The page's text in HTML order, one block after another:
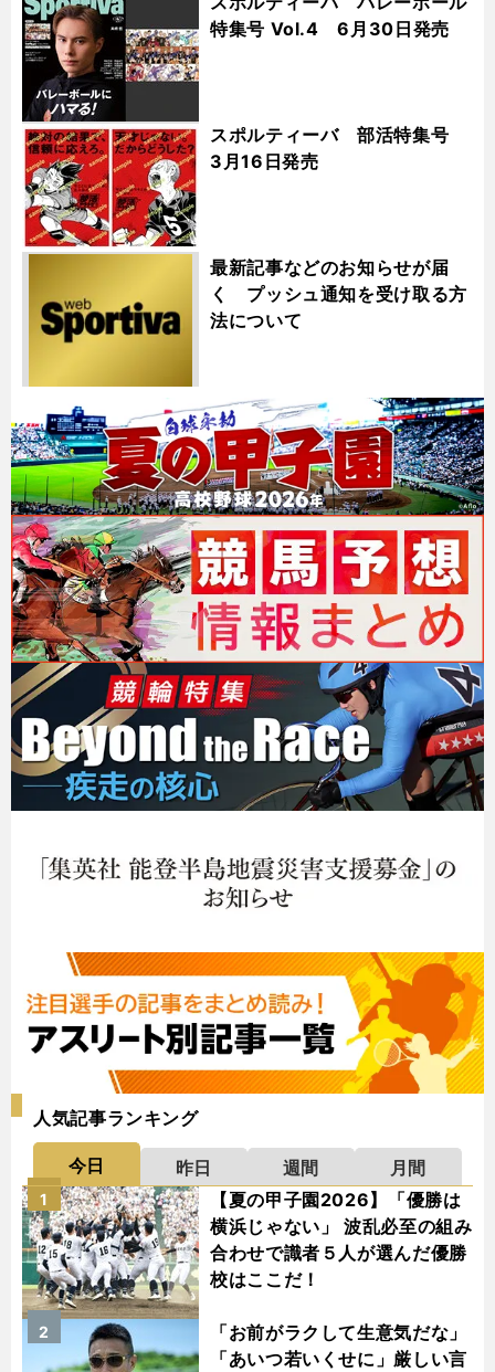
特集号 Vol.4 6月30日発売
スポルティーバ 部活特集号
3月16日発売
最新記事などのお知らせが届
く プッシュ通知を受け取る方
法について
人気記事ランキング
今日 昨日 週間
月間
【夏の甲子園2026】「優勝は
横浜じゃない」 波乱必至の組み
合わせで識者５人が選んだ優勝
校はここだ！
1
「お前がラクして生意気だな」
「あいつ若いくせに」厳しい言
2